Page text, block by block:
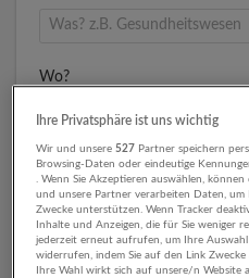
Wo?
Umkreis
Ihre Privatsphäre ist uns wichtig
Wir und unsere 527 Partner speichern
Browsing-Daten oder eindeutige
. Wenn Sie Akzeptieren auswählen,
und unsere Partner verarbeiten Daten, um
Zwecke unterstützen. Wenn Tracker
Inhalte und Anzeigen, die für Sie weniger
jederzeit erneut aufrufen, um Ihre
widerrufen, indem Sie auf den Link
Ihre Wahl wirkt sich auf unsere/n Website